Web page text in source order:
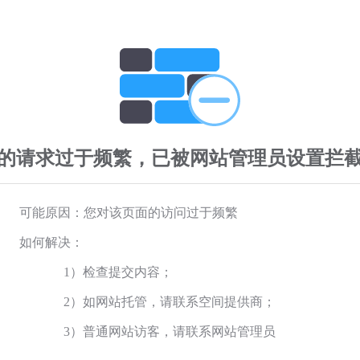
请求过于频繁，已被网站管理员设置拦
可能原因：您对该页面的访问过于频繁
如何解决：
1）检查提交内容；
2）如网站托管，请联系空间提供商；
3）普通网站访客，请联系网站管理员